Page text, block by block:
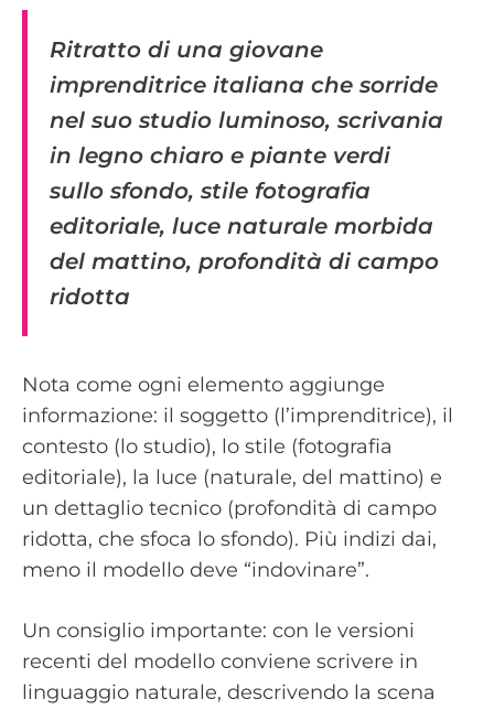
Ritratto di una giovane
imprenditrice italiana che sorride
nel suo studio luminoso, scrivania
in legno chiaro e piante verdi
sullo sfondo, stile fotografia
editoriale, luce naturale morbida
del mattino, profondità di campo
ridotta
Nota come ogni elemento aggiunge
informazione: il soggetto (l’imprenditrice), il
contesto (lo studio), lo stile (fotografia
editoriale), la luce (naturale, del mattino) e
un dettaglio tecnico (profondità di campo
ridotta, che sfoca lo sfondo). Più indizi dai,
meno il modello deve “indovinare”.
Un consiglio importante: con le versioni
recenti del modello conviene scrivere in
linguaggio naturale, descrivendo la scena